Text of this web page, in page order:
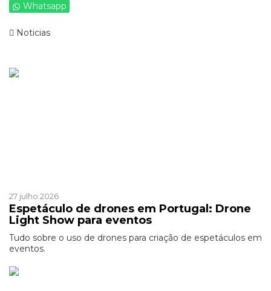
Whatsapp
Noticias
27 julho 2026
Espetáculo de drones em Portugal: Drone
Light Show para eventos
Tudo sobre o uso de drones para criação de espetáculos em
eventos.